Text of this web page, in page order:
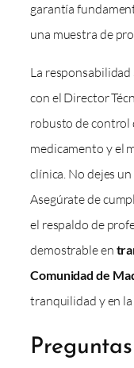
garantía
una muestra de
La
con el Director
robusto de control
medicamento y el
clínica. No dejes
Asegúrate de
el respaldo de
demostrable en
Comunidad de
tranquilidad y en